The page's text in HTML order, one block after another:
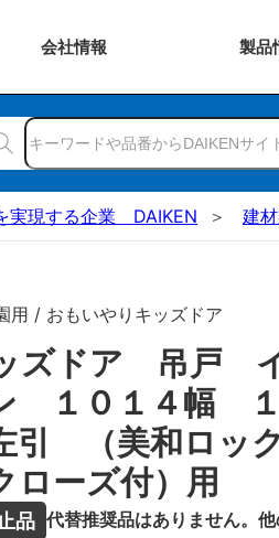
会社情報 製品
実現する企業 DAIKEN 建
用 / おもいやりキッズドア
ズドア 吊戸
１０１４幅
引 （美和ロッ
ーズ付）用
品 代替推奨品はありません。